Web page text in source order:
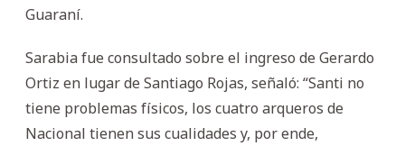
Guaraní.
Sarabia fue consultado sobre el ingreso de Gerardo
Ortiz en lugar de Santiago Rojas, señaló: “Santi no
tiene problemas físicos, los cuatro arqueros de
Nacional tienen sus cualidades y, por ende,